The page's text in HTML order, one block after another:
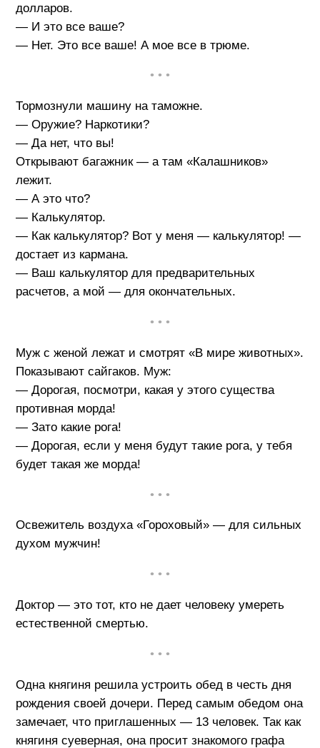
долларов.
— И это все ваше?
— Нет. Это все ваше! А мое все в трюме.
• • •
Тормознули машину на таможне.
— Оружие? Наркотики?
— Да нет, что вы!
Открывают багажник — а там «Калашников»
лежит.
— А это что?
— Калькулятор.
— Как калькулятор? Вот у меня — калькулятор! —
достает из кармана.
— Ваш калькулятор для предварительных
расчетов, а мой — для окончательных.
• • •
Муж с женой лежат и смотрят «В мире животных».
Показывают сайгаков. Муж:
— Дорогая, посмотри, какая у этого существа
противная морда!
— Зато какие рога!
— Дорогая, если у меня будут такие рога, у тебя
будет такая же морда!
• • •
Освежитель воздуха «Гороховый» — для сильных
духом мужчин!
• • •
Доктор — это тот, кто не дает человеку умереть
естественной смертью.
• • •
Одна княгиня решила устроить обед в честь дня
рождения своей дочери. Перед самым обедом она
замечает, что приглашенных — 13 человек. Так как
княгиня суеверная, она просит знакомого графа